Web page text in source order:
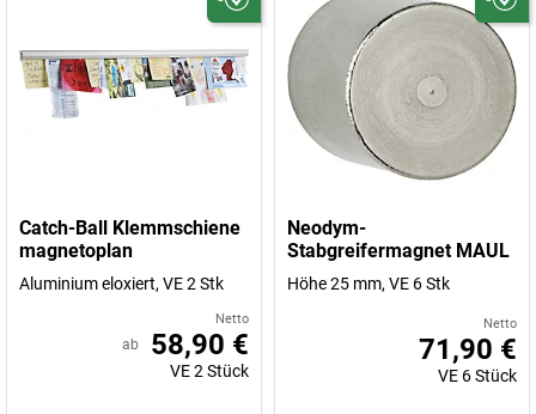
Catch-Ball Klemmschiene
magnetoplan
Aluminium eloxiert, VE 2 Stk
Netto
ab 58,90 €
VE2 Stück
Neodym-
Stabgreifermagnet MAUL
Höhe 25 mm, VE 6 Stk
Netto
71,90 €
VE 6Stück